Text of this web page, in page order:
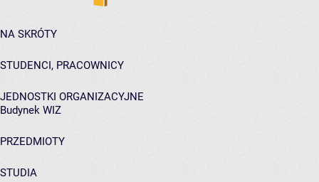
NA SKRÓTY
STUDENCI, PRACOWNICY
JEDNOSTKI ORGANIZACYJNE
Budynek WIZ
PRZEDMIOTY
STUDIA